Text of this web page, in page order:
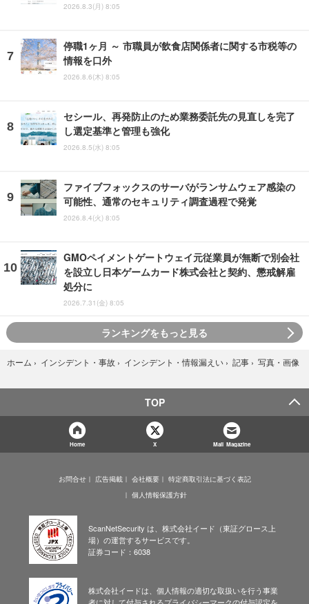
2026.8.3(月) 8:05
停職1ヶ月 ～ 市職員が飲食店関係者に関する市税等の
情報を口外
2026.8.6(木) 8:05
セシール、再発防止のため業務委託先の見直しを完了
し選定基準と管理も強化
2026.8.5(水) 8:05
ファイブフォックスのサーバがランサムウェア感染の
可能性、通常のセキュリティ調査過程で発覚
2026.8.4(火) 8:05
GMOペイメントゲートウェイ元従業員が無断で別会社
を設立し日本ゲームカード株式会社と契約、懲戒解雇
処分に
2026.7.31(金) 8:05
ランキングをもっと見る
ホーム › インシデント・事故 › インシデント・情報漏えい › 記事 › 写真・画像
TOP
Home X Mail Magazine
お問合せ 広告掲載 会社概要
特定商取引法に基づく表記
個人情報保護方針
ScanNetSecurity は、株式会社イード（東証グロース上
場）の運営するサービスです。
証券コード：6038
株式会社イードは、個人情報の適切な取扱いを行う事業